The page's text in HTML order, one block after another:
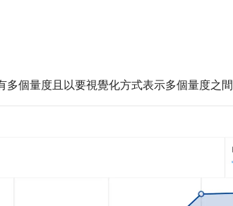
個量度且以要視覺化方式表示多個量度之